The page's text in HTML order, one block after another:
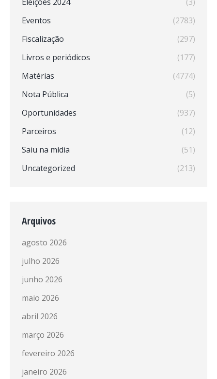
Eventos
(2783)
Fiscalização
(297)
Livros e periódicos
(177)
Matérias
(4774)
Nota Pública
(5)
Oportunidades
(937)
Parceiros
(12)
Saiu na mídia
(51)
Uncategorized
(213)
Arquivos
agosto 2026
julho 2026
junho 2026
maio 2026
abril 2026
março 2026
fevereiro 2026
janeiro 2026